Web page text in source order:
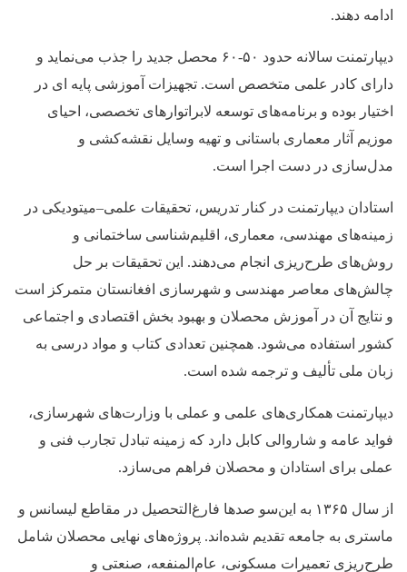
ادامه دهند.
دیپارتمنت سالانه حدود ۵۰-۶۰ محصل جدید را جذب می‌نماید و
دارای کادر علمی متخصص است. تجهیزات آموزشی پایه‌ ای در
اختیار بوده و برنامه‌های توسعه لابراتوارهای تخصصی، احیای
موزیم آثار معماری باستانی و تهیه وسایل نقشه‌کشی و
مدل‌سازی در دست اجرا است.
استادان دیپارتمنت در کنار تدریس، تحقیقات علمی–میتودیکی در
زمینه‌های مهندسی، معماری، اقلیم‌شناسی ساختمانی و
روش‌های طرح‌ریزی انجام می‌دهند. این تحقیقات بر حل
چالش‌های معاصر مهندسی و شهرسازی افغانستان متمرکز است
و نتایج آن در آموزش محصلان و بهبود بخش اقتصادی و اجتماعی
کشور استفاده می‌شود. همچنین تعدادی کتاب و مواد درسی به
زبان ملی تألیف و ترجمه شده است.
دیپارتمنت همکاری‌های علمی و عملی با وزارت‌های شهرسازی،
فواید عامه و شاروالی کابل دارد که زمینه تبادل تجارب فنی و
عملی برای استادان و محصلان فراهم می‌سازد.
از سال ۱۳۶۵ به این‌سو صدها فارغ‌التحصیل در مقاطع لیسانس و
ماستری به جامعه تقدیم شده‌اند. پروژه‌های نهایی محصلان شامل
طرح‌ریزی تعمیرات مسکونی، عام‌المنفعه، صنعتی و